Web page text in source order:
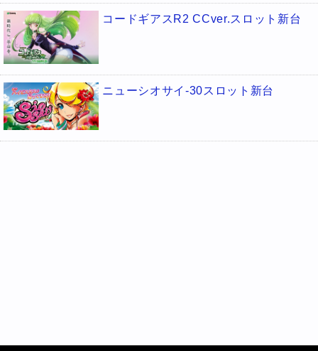
コードギアスR2 CCver.スロット新台
ニューシオサイ-30スロット新台